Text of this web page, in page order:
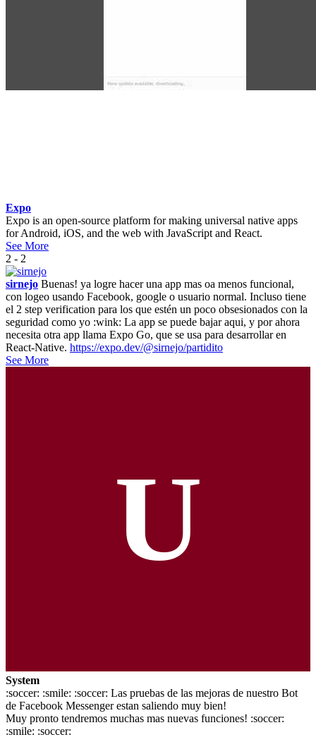
Expo
Expo is an open-source platform for making universal native apps
for Android, iOS, and the web with JavaScript and React.
See More
2 - 2
sirnejo Buenas! ya logre hacer una app mas oa menos funcional,
con logeo usando Facebook, google o usuario normal. Incluso tiene
el 2 step verification para los que estén un poco obsesionados con la
seguridad como yo :wink: La app se puede bajar aqui, y por ahora
necesita otra app llama Expo Go, que se usa para desarrollar en
React-Native. https://expo.dev/@sirnejo/partidito
See More
U
System
:soccer: :smile: :soccer: Las pruebas de las mejoras de nuestro Bot
de Facebook Messenger estan saliendo muy bien!
Muy pronto tendremos muchas mas nuevas funciones! :soccer:
:smile: :soccer: